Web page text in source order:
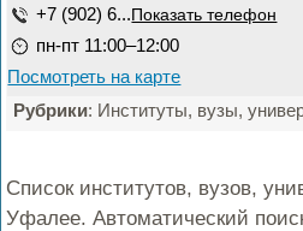
+7 (902) 6... Показать телефон
пн-пт 11:00–12:00
Посмотреть на карте
Рубрики: Институты, вузы,
Список институтов, вузов,
Уфалее. Автоматический